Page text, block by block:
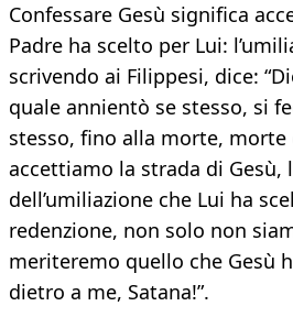
Confessare Gesù significa
Padre ha scelto per Lui:
scrivendo ai Filippesi, dice:
quale annientò se stesso, si
stesso, fino alla morte, morte
accettiamo la strada di Gesù,
dell’umiliazione che Lui ha
redenzione, non solo non
meriteremo quello che Gesù
dietro a me, Satana!”.